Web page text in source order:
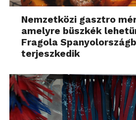
Nemzetközi gasztro
amelyre büszkék
Fragola
terjeszkedik